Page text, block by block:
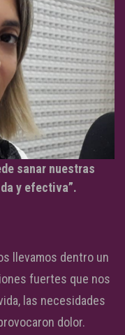
sanar nuestras
y efectiva”.
llevamos dentro un
fuertes que nos
las necesidades
dolor.